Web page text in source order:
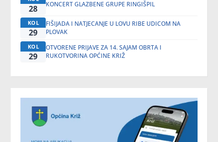
28 KONCERT GLAZBENE GRUPE RINGIŠPIL
KOL
29
FIŠIJADA I NATJECANJE U LOVU RIBE UDICOM NA
PLOVAK
KOL
29
OTVORENE PRIJAVE ZA 14. SAJAM OBRTA I
RUKOTVORINA OPĆINE KRIŽ